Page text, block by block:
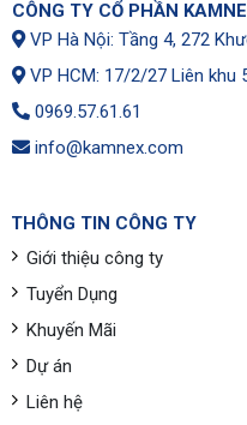
CÔNG TY CỔ PHẦN
VP Hà Nội: Tầng 4, 272
VP HCM: 17/2/27 Liên khu
0969.57.61.61
info@kamnex.com
THÔNG TIN CÔNG TY
Giới thiệu công ty
Tuyển Dụng
Khuyến Mãi
Dự án
Liên hệ